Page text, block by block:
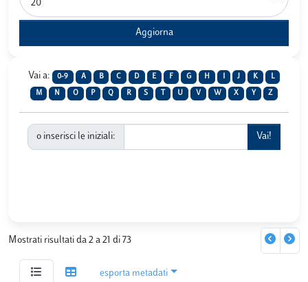
Vai a: 0-9 A B C D E F G H J K L
M N O P Q R S U V W X Y Z
o inserisci le iniziali:
Mostrati risultati da 2 a 21 di 73
esporta metadati